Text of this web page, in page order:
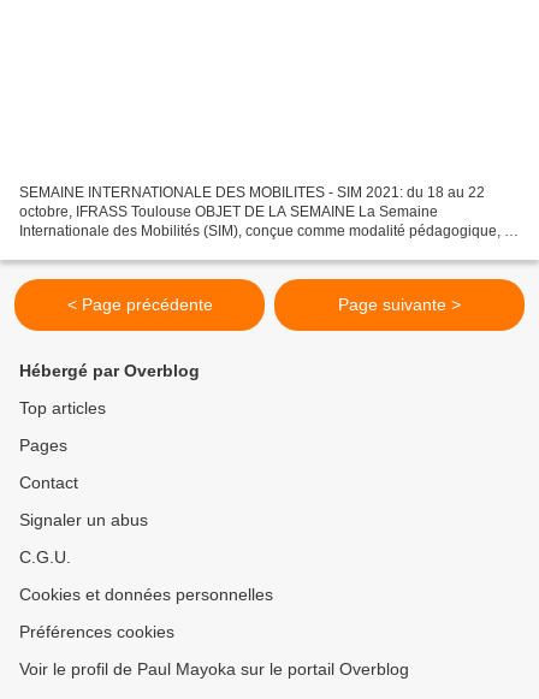
SEMAINE INTERNATIONALE DES MOBILITES - SIM 2021: du 18 au 22
octobre, IFRASS Toulouse OBJET DE LA SEMAINE La Semaine
Internationale des Mobilités (SIM), conçue comme modalité pédagogique, a
< Page précédente Page suivante >
Hébergé par Overblog
Top articles
Pages
Contact
Signaler un abus
C.G.U.
Cookies et données personnelles
Préférences cookies
Voir le profil de Paul Mayoka sur le portail Overblog